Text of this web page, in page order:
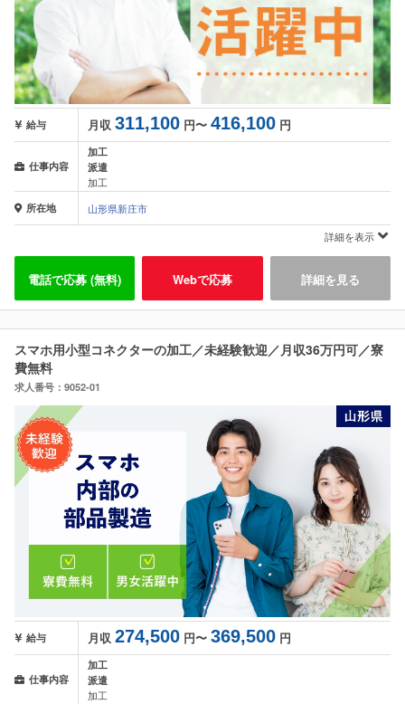
給与 月収 311,100 円〜 416,100 円
仕事内容
加工
派遣
加工
所在地
山形県新庄市
詳細を表示
電話で応募 (無料) Webで応募 詳細を見る
スマホ用小型コネクターの加工／未経験歓迎／月収36万円可／寮
費無料
求人番号：9052-01
給与 月収 274,500 円〜 369,500 円
仕事内容
加工
派遣
加工